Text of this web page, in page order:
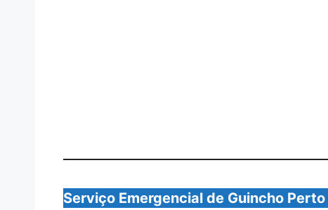
Serviço Emergencial de Guincho